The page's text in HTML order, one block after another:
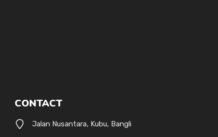
CONTACT
Jalan Nusantara, Kubu, Bangli